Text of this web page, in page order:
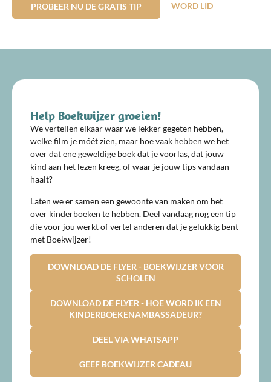
PROBEER NU DE GRATIS TIP WORD LID
Help Boekwijzer groeien!
We vertellen elkaar waar we lekker gegeten hebben,
welke film je móét zien, maar hoe vaak hebben we het
over dat ene geweldige boek dat je voorlas, dat jouw
kind aan het lezen kreeg, of waar je jouw tips vandaan
haalt?
Laten we er samen een gewoonte van maken om het
over kinderboeken te hebben. Deel vandaag nog een tip
die voor jou werkt of vertel anderen dat je gelukkig bent
met Boekwijzer!
DOWNLOAD DE FLYER - BOEKWIJZER VOOR
SCHOLEN
DOWNLOAD DE FLYER - HOE WORD IK EEN
KINDERBOEKENAMBASSADEUR?
DEEL VIA WHATSAPP
GEEF BOEKWIJZER CADEAU